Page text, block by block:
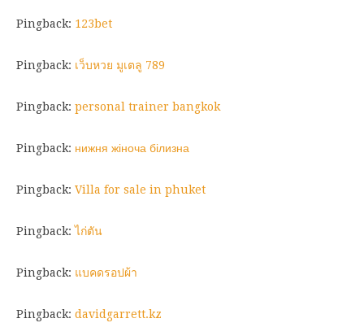
Pingback: 123bet
Pingback: เว็บหวย มูเตลู 789
Pingback: personal trainer bangkok
Pingback: нижня жіноча білизна
Pingback: Villa for sale in phuket
Pingback:ไก่ตัน
Pingback: แบคดรอปผ้า
Pingback: davidgarrett.kz